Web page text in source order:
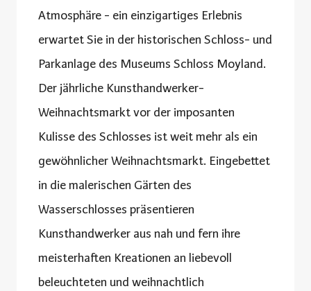
Atmosphäre - ein einzigartiges Erlebnis
erwartet Sie in der historischen Schloss- und
Parkanlage des Museums Schloss Moyland.
Der jährliche Kunsthandwerker-
Weihnachtsmarkt vor der imposanten
Kulisse des Schlosses ist weit mehr als ein
gewöhnlicher Weihnachtsmarkt. Eingebettet
in die malerischen Gärten des
Wasserschlosses präsentieren
Kunsthandwerker aus nah und fern ihre
meisterhaften Kreationen an liebevoll
beleuchteten und weihnachtlich